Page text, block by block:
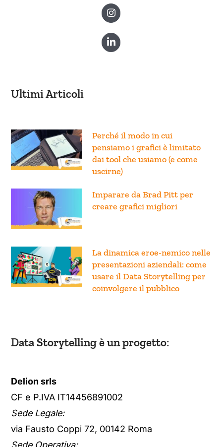
Ultimi Articoli
Perché il modo in cui
pensiamo i grafici è limitato
dai tool che usiamo (e come
uscirne)
Imparare da Brad Pitt per
creare grafici migliori
La dinamica eroe-nemico nelle
presentazioni aziendali: come
usare il Data Storytelling per
coinvolgere il pubblico
Data Storytelling è un progetto:
Delion srls
CF e P.IVA IT14456891002
Sede Legale:
via Fausto Coppi 72, 00142 Roma
Sede Operativa: